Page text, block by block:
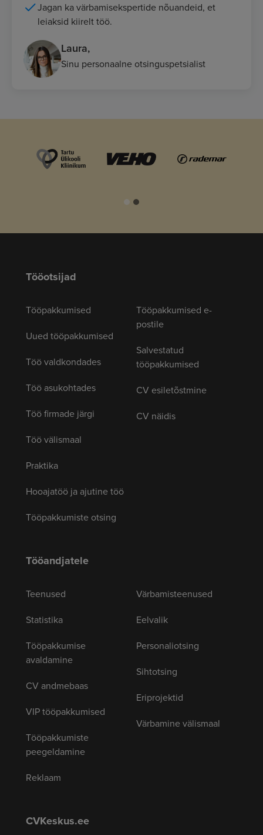
Jagan ka värbamisekspertide nõuandeid, et
leiaksid kiirelt töö.
Laura,
Sinu personaalne otsinguspetsialist
Tööotsijad
Tööpakkumised
Uued tööpakkumised
Töö valdkondades
Töö asukohtades
Töö firmade järgi
Töö välismaal
Praktika
Hooajatöö ja ajutine töö
Tööpakkumiste otsing
Tööpakkumised e-
postile
Salvestatud
tööpakkumised
CV esiletõstmine
CV näidis
Tööandjatele
Teenused
Statistika
Tööpakkumise
avaldamine
CV andmebaas
VIP tööpakkumised
Tööpakkumiste
peegeldamine
Reklaam
Värbamisteenused
Eelvalik
Personaliotsing
Sihtotsing
Eriprojektid
Värbamine välismaal
CVKeskus.ee